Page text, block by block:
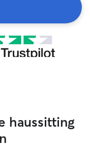
haussitting